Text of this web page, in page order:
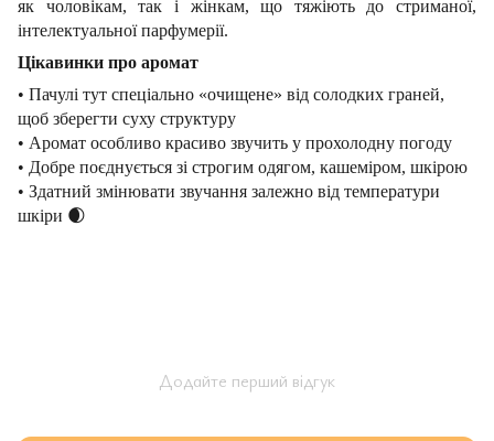
як чоловікам, так і жінкам, що тяжіють до стриманої,
інтелектуальної парфумерії.
Цікавинки про аромат
• Пачулі тут спеціально «очищене» від солодких граней,
щоб зберегти суху структуру
• Аромат особливо красиво звучить у прохолодну погоду
• Добре поєднується зі строгим одягом, кашеміром, шкірою
• Здатний змінювати звучання залежно від температури
шкіри 🌒
Додайте перший відгук